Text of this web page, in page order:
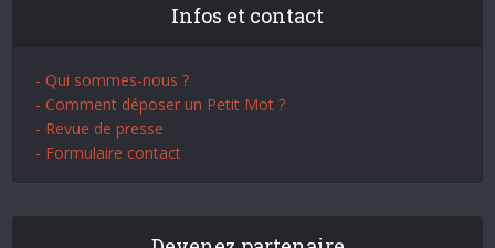
Infos et contact
- Qui sommes-nous ?
- Comment déposer un Petit Mot ?
- Revue de presse
- Formulaire contact